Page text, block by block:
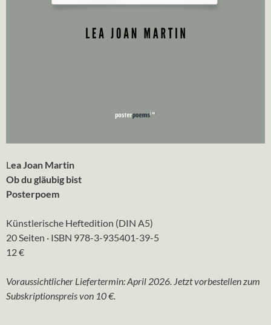
Lea Joan Martin
Ob du gläubig bist
Posterpoem
Künstlerische Heftedition (DIN A5)
20 Seiten · ISBN 978-3-935401-39-5
12 €
Voraussichtlicher Liefertermin: April 2026. Jetzt vorbestellen zum
Subskriptionspreis von 10 €.